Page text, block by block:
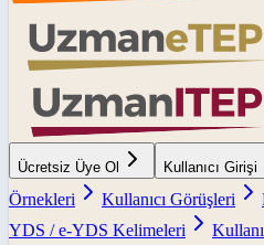
Ücretsiz Üye Ol Kullanıcı Girişi
Örnekleri
Kullanıcı Görüşleri
YDS / e-YDS Kelimeleri